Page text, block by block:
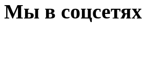
Мы в соцсетях